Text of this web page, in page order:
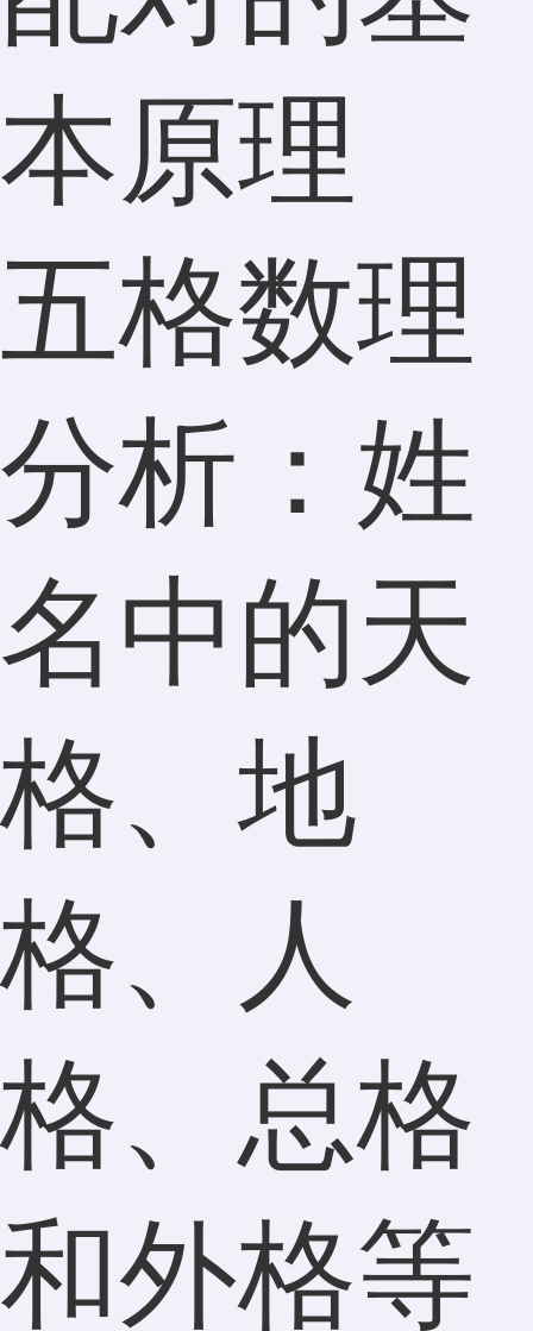
本原理
五格数理
分析：姓
名中的天
格、地
格、人
格、总格
和外格等